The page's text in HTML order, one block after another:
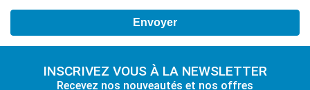
INSCRIVEZ VOUS À LA NEWSLETTER
Recevez nos nouveautés et nos offres